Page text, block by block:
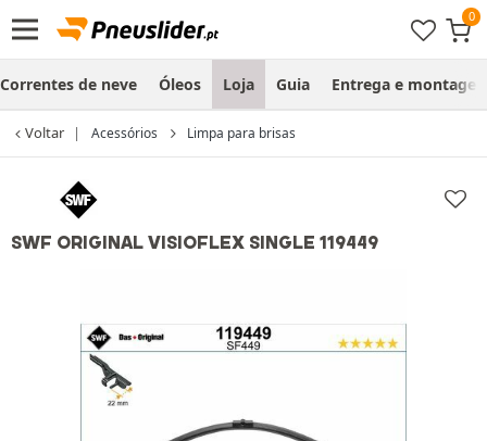
Correntes de neve Óleos Loja Guia Entrega e
Voltar Acessórios Limpa para brisas
SWF ORIGINAL VISIOFLEX SINGLE 119449